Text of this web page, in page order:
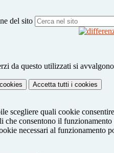
del sito
da questo utilizzati si
Accetta tutti i cookies
scegliere quali cookie
che consentono il
necessari al funzionamento